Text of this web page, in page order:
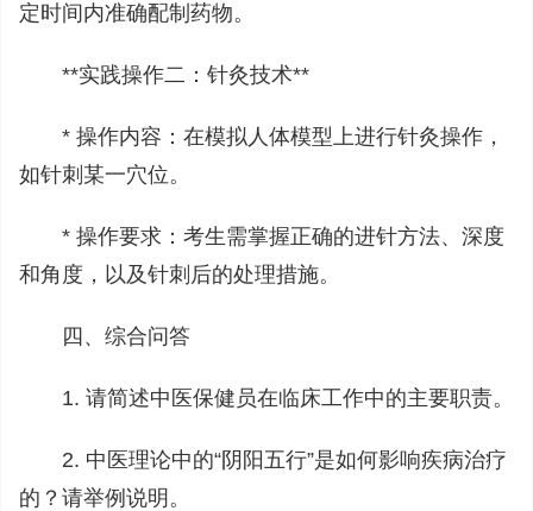
定时间内准确配制药物。
**实践操作二：针灸技术**
* 操作内容：在模拟人体模型上进行针灸操作，
如针刺某一穴位。
* 操作要求：考生需掌握正确的进针方法、深度
和角度，以及针刺后的处理措施。
四、综合问答
1. 请简述中医保健员在临床工作中的主要职责。
2. 中医理论中的“阴阳五行”是如何影响疾病治疗
的？请举例说明。